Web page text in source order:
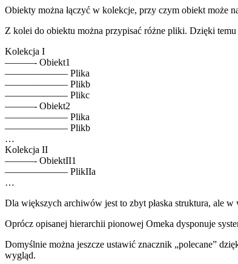
Obiekty można łączyć w kolekcje, przy czym obiekt może
Z kolei do obiektu można przypisać różne pliki. Dzięki
Kolekcja I
———- Obiekt1
——————– Plika
——————– Plikb
——————– Plikc
———- Obiekt2
——————– Plika
——————– Plikb
…
Kolekcja II
———- ObiektII1
——————– PlikIIa
…
Dla większych archiwów jest to zbyt płaska struktura, ale
Oprócz opisanej hierarchii pionowej Omeka dysponuje
Domyślnie można jeszcze ustawić znacznik „polecane”
wygląd.